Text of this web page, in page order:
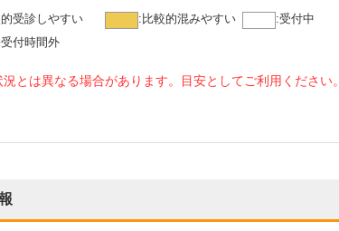
受診しやすい : 比較的混みやすい :受付中
付時間外
とは異なる場合があります。目安としてご利用ください。